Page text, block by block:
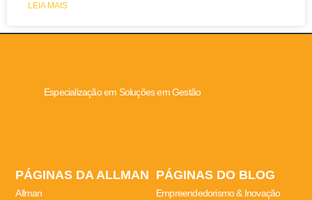
LEIA MAIS
Especialização em Soluções em Gestão
PÁGINAS DA ALLMAN
Allman
PÁGINAS DO BLOG
Empreendedorismo & Inovação